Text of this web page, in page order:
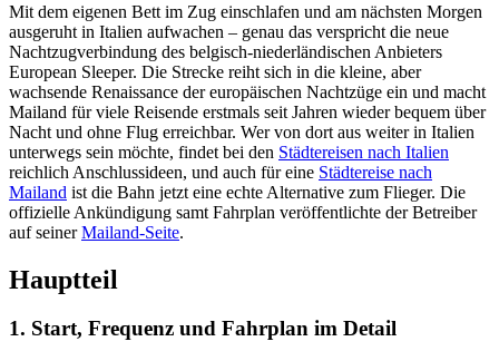
Mit dem eigenen Bett im Zug einschlafen und am nächsten Morgen
ausgeruht in Italien aufwachen – genau das verspricht die neue
Nachtzugverbindung des belgisch-niederländischen Anbieters
European Sleeper. Die Strecke reiht sich in die kleine, aber
wachsende Renaissance der europäischen Nachtzüge ein und macht
Mailand für viele Reisende erstmals seit Jahren wieder bequem über
Nacht und ohne Flug erreichbar. Wer von dort aus weiter in Italien
unterwegs sein möchte, findet bei den Städtereisen nach Italien
reichlich Anschlussideen, und auch für eine Städtereise nach
Mailand ist die Bahn jetzt eine echte Alternative zum Flieger. Die
offizielle Ankündigung samt Fahrplan veröffentlichte der Betreiber
auf seinerMailand-Seite.
Hauptteil
1. Start, Frequenz und Fahrplan im Detail